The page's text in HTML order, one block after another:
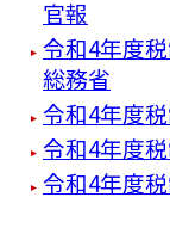
官報
令和4年度
総務省
令和4年度
令和4年度
令和4年度